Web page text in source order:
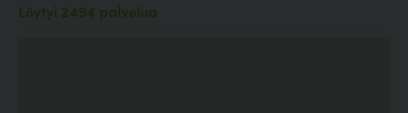
Löytyi 2494 palvelua